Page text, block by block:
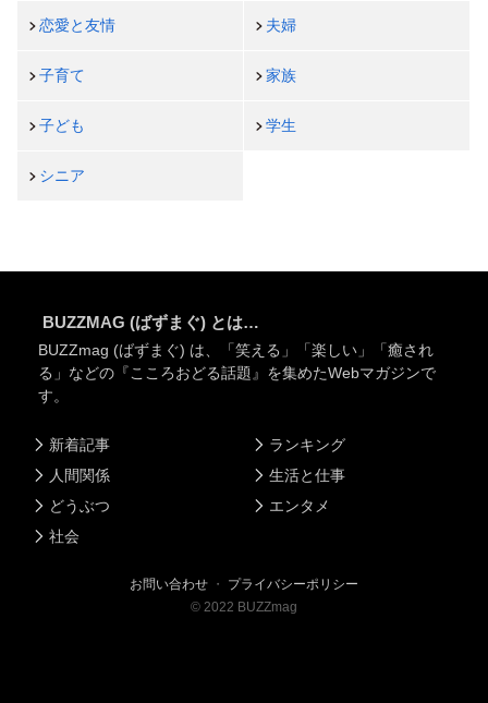
恋愛と友情 夫婦
子育て 家族
子ども 学生
シニア
BUZZMAG (ばずまぐ) とは…
BUZZmag (ばずまぐ) は、「笑える」「楽しい」「癒され
る」などの『こころおどる話題』を集めたWebマガジンで
す。
新着記事
人間関係
どうぶつ
社会
ランキング
生活と仕事
エンタメ
お問い合わせ ・ プライバシーポリシー
© 2022 BUZZmag